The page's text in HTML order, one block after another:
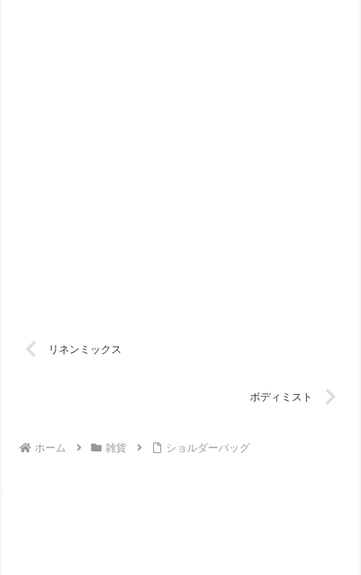
リネンミックス
ボディミスト
ホーム 雑貨 ショルダーバッグ